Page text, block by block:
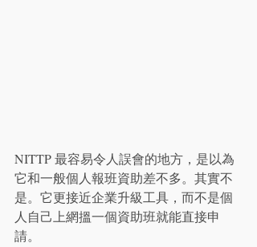
NITTP 最容易令人誤會的地方，是以為
它和一般個人報班資助差不多。其實不
是。它更接近企業升級工具，而不是個
人自己上網搵一個資助班就能直接申
請。